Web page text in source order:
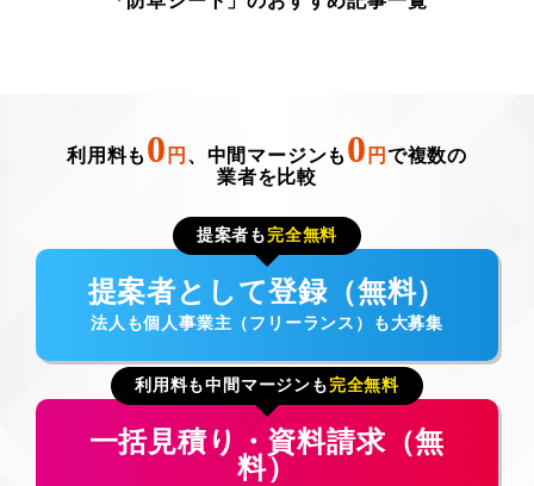
利用料も 0 円 、中間マージンも 0 円 で複数の
業者を比較
提案者も 完全無料
提案者として登録（無料）
法人も個人事業主（フリーランス）も大募集
利用料も中間マージンも 完全無料
一括見積り・資料請求（無
料）